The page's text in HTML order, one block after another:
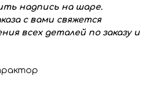
надпись на шаре.
с вами свяжется
всех деталей по заказу и